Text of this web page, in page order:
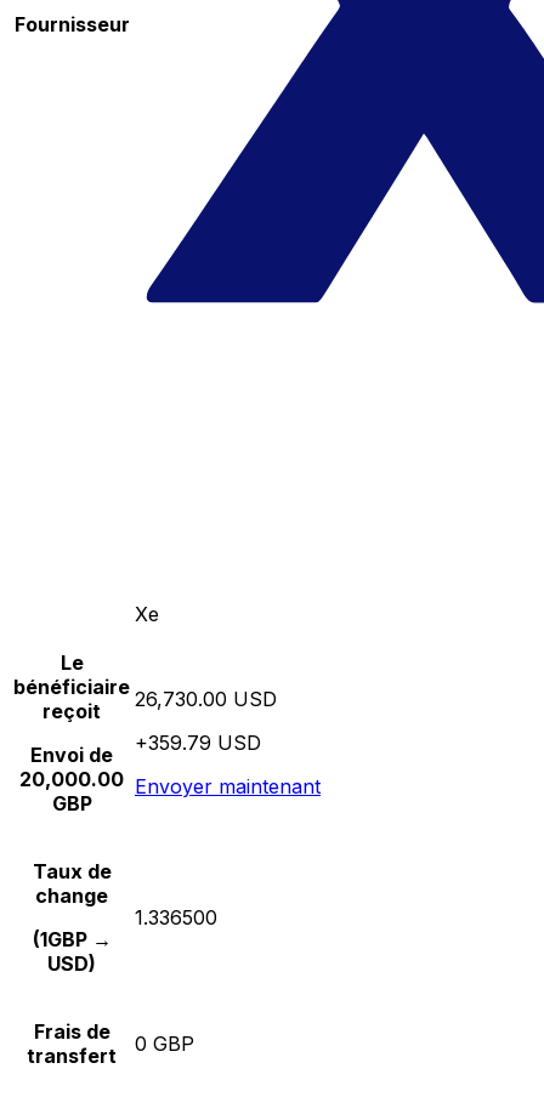
Fournisseur
Xe
Le
bénéficiaire
reçoit
Envoi de
20,000.00
GBP
26,730.00 USD
+359.79 USD
Envoyer maintenant
Taux de
change
(1GBP →
USD)
1.336500
Frais de
transfert
0 GBP